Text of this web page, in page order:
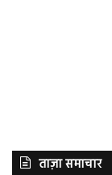
ताज़ा समाचार